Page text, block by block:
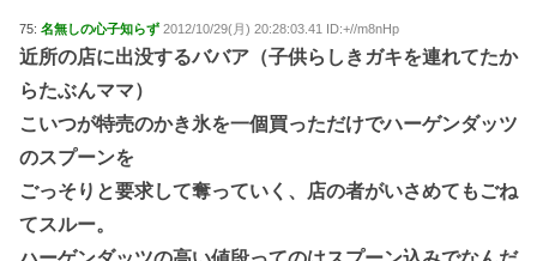
75: 名無しの心子知らず 2012/10/29(月) 20:28:03.41 ID:+//m8nHp
近所の店に出没するババア（子供らしきガキを連れてたか
らたぶんママ）
こいつが特売のかき氷を一個買っただけでハーゲンダッツ
のスプーンを
ごっそりと要求して奪っていく、店の者がいさめてもごね
てスルー。